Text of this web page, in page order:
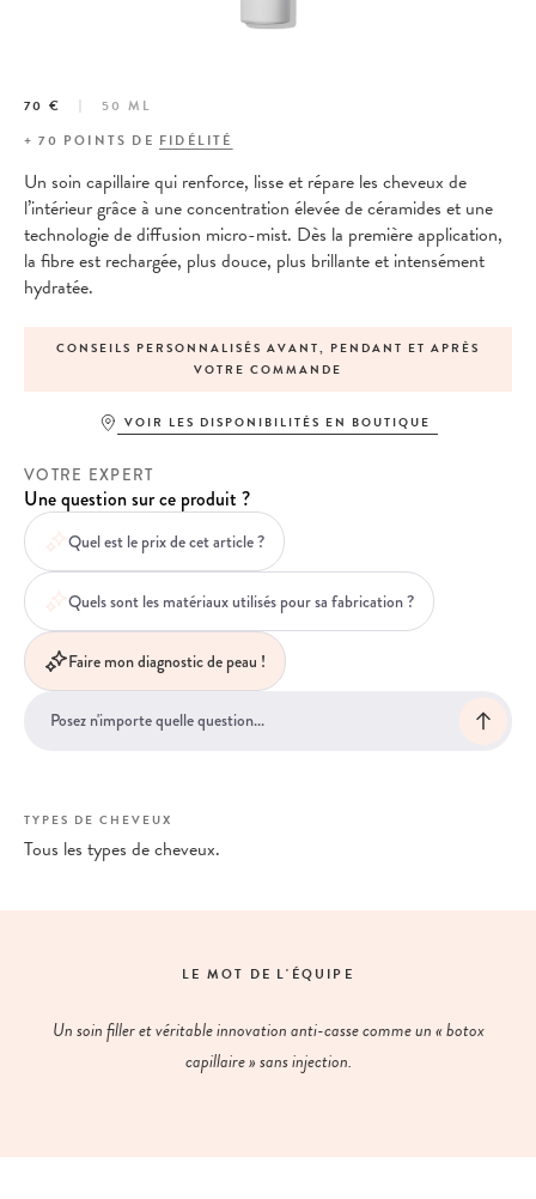
70 €
50 ML
+70 POINTS DE FIDÉLITÉ
Un soin capillaire qui renforce, lisse et répare les cheveux de
l’intérieur grâce à une concentration élevée de céramides et une
technologie de diffusion micro-mist. Dès la première application,
la fibre est rechargée, plus douce, plus brillante et intensément
hydratée.
AVANT, PENDANT ET APRÈS
EXPÉDITION LE
VOIR LES DISPONIBILITÉS EN BOUTIQUE
VOTRE EXPERT
Une question sur ce produit ?
Quel est le prix de cet article ?
Quels sont les matériaux utilisés pour sa fabrication ?
Faire mon diagnostic de peau !
TYPES DE CHEVEUX
Tous les types de cheveux.
LE MOT DE L'ÉQUIPE
Un soin filler et véritable innovation anti-casse comme un « botox
capillaire » sans injection.